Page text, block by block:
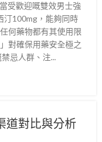
受歡迎嘅雙效男士強
汀100mg，能夠同時
何藥物都有其使用限
對確保用藥安全極之
忌人群、注...
道對比與分析